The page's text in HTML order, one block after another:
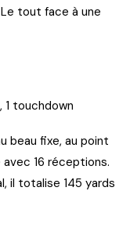
tout face à une
1 touchdown
beau fixe, au point
16 réceptions.
il totalise 145 yards